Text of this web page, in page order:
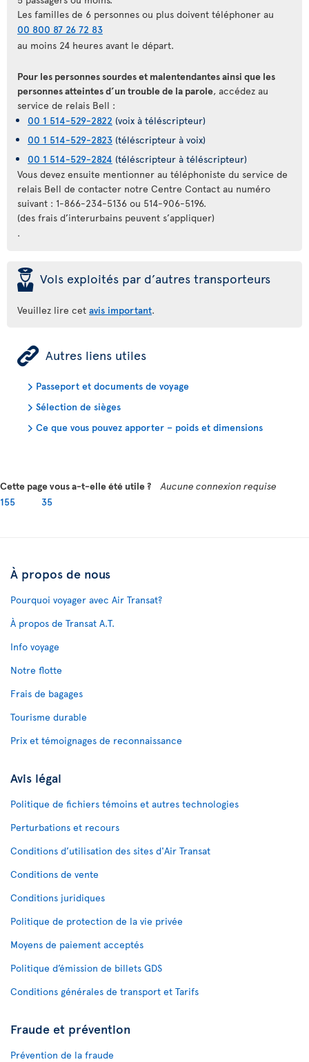
Les familles de 6 personnes ou plus doivent téléphoner au
00 800 87 26 72 83
au moins 24 heures avant le départ.
Pour les personnes sourdes et malentendantes ainsi que les
personnes atteintes d’un trouble de la parole, accédez au
service de relais Bell :
00 1 514-529-2822 (voix à téléscripteur)
00 1 514-529-2823 (téléscripteur à voix)
00 1 514-529-2824 (téléscripteur à téléscripteur)
Vous devez ensuite mentionner au téléphoniste du service de
relais Bell de contacter notre Centre Contact au numéro
suivant : 1-866-234-5136 ou 514-906-5196.
(des frais d’interurbains peuvent s’appliquer)
.
þ Vols exploités par d’autres transporteurs
Veuillez lire cet avis important.
ÿ Autres liens utiles
Passeport et documents de voyage
Sélection de sièges
Ce que vous pouvez apporter – poids et dimensions
Cette page vous a-t-elle été utile ?
Aucune connexion requise
155
35
À propos de nous
Pourquoi voyager avec Air Transat?
À propos de Transat A.T.
Info voyage
Notre flotte
Frais de bagages
Tourisme durable
Prix et témoignages de reconnaissance
Avis légal
Politique de fichiers témoins et autres technologies
Perturbations et recours
Conditions d’utilisation des sites d'Air Transat
Conditions de vente
Conditions juridiques
Politique de protection de la vie privée
Moyens de paiement acceptés
Politique d’émission de billets GDS
Conditions générales de transport et Tarifs
Fraude et prévention
Prévention de la fraude